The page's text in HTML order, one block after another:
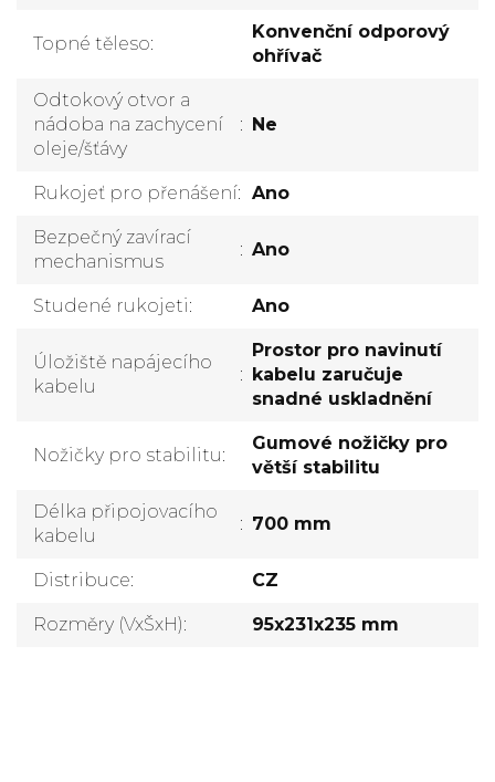
Topné těleso:
Konvenční odporový
ohřívač
Odtokový otvor a
nádoba na zachycení
oleje/šťávy
: Ne
Rukojeť pro přenášení: Ano
Bezpečný zavírací
mechanismus
: Ano
Studené rukojeti: Ano
Úložiště napájecího
kabelu
:
Prostor pro navinutí
kabelu zaručuje
snadné uskladnění
Nožičky pro stabilitu:
Gumové nožičky pro
větší stabilitu
Délka připojovacího
kabelu
: 700 mm
Distribuce: CZ
Rozměry (VxŠxH): 95x231x235 mm